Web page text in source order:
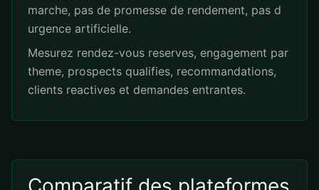
marche, pas de promesse de rendement, pas d
urgence artificielle.
Mesurez rendez-vous reserves, engagement par
theme, prospects qualifies, recommandations,
clients reactives et demandes entrantes.